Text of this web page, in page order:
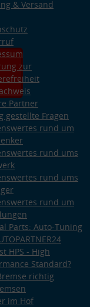
& Versand
zur
Partner
gestellte Fragen
rund um
rund ums
rund ums
rund um
Parts: Auto-Tuning
HPS - High
Standard?
richtig
im Hof